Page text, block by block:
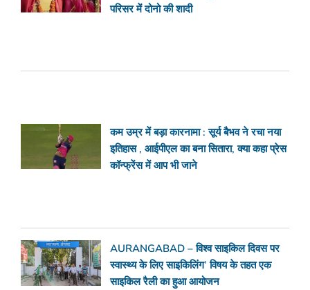
परिसर में दोनो की शादी
कम उम्र में बड़ा कारनामा : सूर्य बैभव ने रचा नया
इतिहास , आईपीएल का बना सितारा, क्या कहा प्रेस
कॉन्फ्रेंस में आप भी जाने
AURANGABAD – विश्व साइकिल दिवस पर
स्वास्थ्य के लिए साइकिलिंग’ विषय के तहत एक
साइकिल रैली का हुआ आयोजन